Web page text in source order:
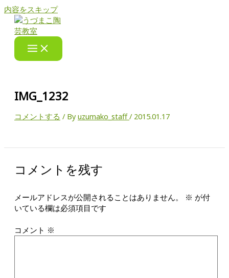
内容をスキップ
IMG_1232
コメントする / Byuzumako_staff/ 2015.01.17
コメントを残す
メールアドレスが公開されることはありません。 ※ が付
いている欄は必須項目です
コメント ※